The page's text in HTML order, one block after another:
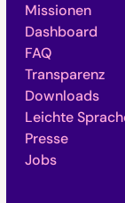
Missionen
Dashboard
FAQ
Transparenz
Downloads
Leichte
Presse
Jobs